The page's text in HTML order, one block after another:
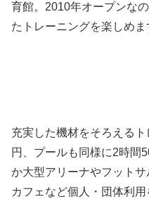
育館。2010年オープンな
たトレーニングを楽しめま
充実した機材をそろえる
円、プールも同様に2時間
か大型アリーナやフットサ
カフェなど個人・団体利